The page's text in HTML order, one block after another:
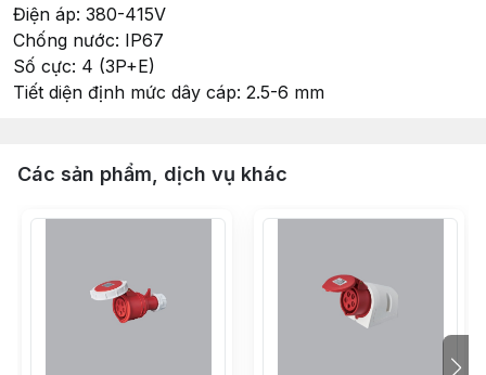
Điện áp: 380-415V
Chống nước: IP67
Số cực: 4 (3P+E)
Tiết diện định mức dây cáp: 2.5-6 mm
Các sản phẩm, dịch vụ khác